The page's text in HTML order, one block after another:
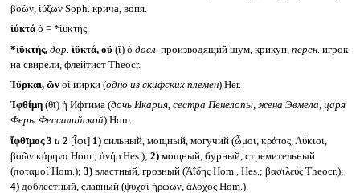
βοῶν, ἰΰζων Soph. крича, вопя.
ἰΰκτά ὁ = *ἰϋκτής.
*ἰϋκτής, дор. ἰϋκτά, οῦ(ῑ) ὁ досл. производящий шум, крикун, перен. игрок
на свирели, флейтист Theocr.
Ἰῦρκαι, ῶνοἱ иирки (одно из скифских племен) Her.
Ἰφθίμη (θῑ) ἡ Ифтима (дочь Икария, сестра Пенелопы, жена Эвмела, царя
Феры Фессалийской) Hom.
ἴφθῑμος 3 и 2 [ἶφι] 1)сильный, мощный, могучий (ὦμοι, κράτος, Λύκιοι,
βοῶν κάρηνα Hom.; ἀνήρ Hes.); 2)мощный, бурный, стремительный
(ποταμοί Hom.); 3)властный, грозный (Ἀΐδης Hom., Hes.; βασιλεύς Theocr.);
4)доблестный, славный (ψυχαὶ ἡρώων, ἄλοχος Hom.).